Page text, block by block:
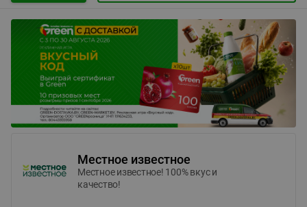
Местное известное
Местное известное! 100% вкус и
качество!